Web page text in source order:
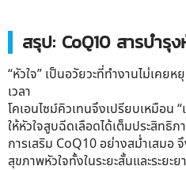
สรุป: CoQ10 สารบำรุ
“หัวใจ” เป็นอวัยวะที่ทำงานไม่เคย
เวลา
โคเอนไซม์คิวเทนจึงเปรียบเหมือน
ให้หัวใจสูบฉีดเลือดได้เต็มประสิทธิภ
การเสริม CoQ10 อย่างสม่ำเสมอ
สุขภาพหัวใจทั้งในระยะสั้นและระยะย